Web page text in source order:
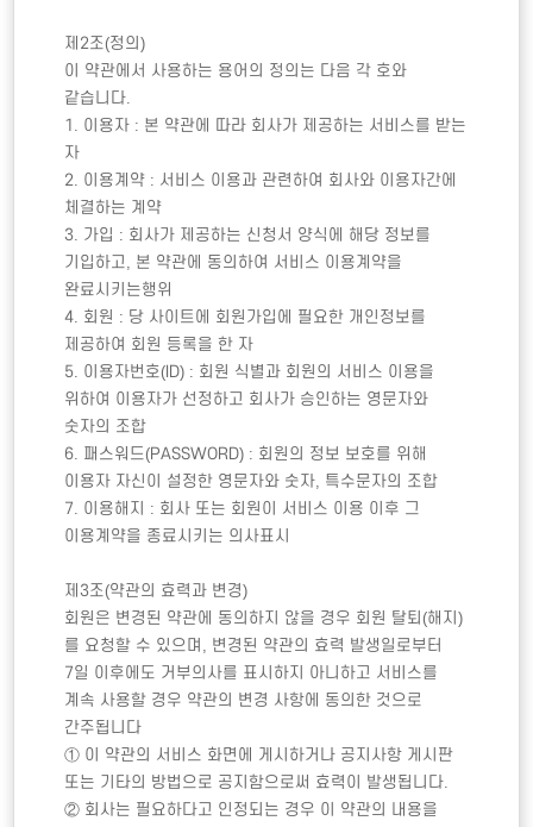
제2조(정의)
이 약관에서 사용하는 용어의 정의는 다음 각 호와
같습니다.
1. 이용자 : 본 약관에 따라 회사가 제공하는 서비스를 받는
자
2. 이용계약 : 서비스 이용과 관련하여 회사와 이용자간에
체결하는 계약
3. 가입 : 회사가 제공하는 신청서 양식에 해당 정보를
기입하고, 본 약관에 동의하여 서비스 이용계약을
완료시키는행위
4. 회원 : 당 사이트에 회원가입에 필요한 개인정보를
제공하여 회원 등록을 한 자
5. 이용자번호(ID) : 회원 식별과 회원의 서비스 이용을
위하여 이용자가 선정하고 회사가 승인하는 영문자와
숫자의 조합
6. 패스워드(PASSWORD) : 회원의 정보 보호를 위해
이용자 자신이 설정한 영문자와 숫자, 특수문자의 조합
7. 이용해지 : 회사 또는 회원이 서비스 이용 이후 그
이용계약을 종료시키는 의사표시
제3조(약관의 효력과 변경)
회원은 변경된 약관에 동의하지 않을 경우 회원 탈퇴(해지)
를 요청할 수 있으며, 변경된 약관의 효력 발생일로부터
7일 이후에도 거부의사를 표시하지 아니하고 서비스를
계속 사용할 경우 약관의 변경 사항에 동의한 것으로
간주됩니다
① 이 약관의 서비스 화면에 게시하거나 공지사항 게시판
또는 기타의 방법으로 공지함으로써 효력이 발생됩니다.
② 회사는 필요하다고 인정되는 경우 이 약관의 내용을